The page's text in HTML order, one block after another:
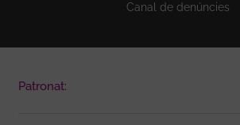
Canal de denúncies
Patronat: